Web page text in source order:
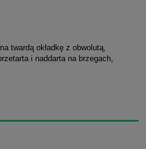
twardą okładkę z obwolutą,
i naddarta na brzegach,